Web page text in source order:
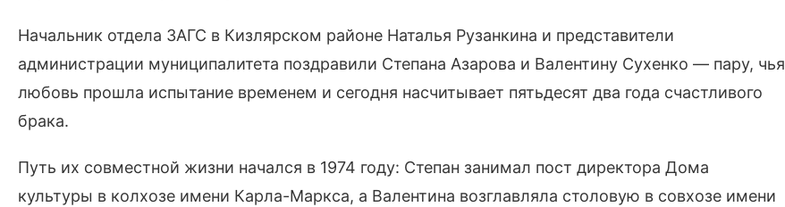
Начальник отдела ЗАГС в Кизлярском районе Наталья Рузанкина и представители
администрации муниципалитета поздравили Степана Азарова и Валентину Сухенко — пару, чья
любовь прошла испытание временем и сегодня насчитывает пятьдесят два года счастливого
брака.
Путь их совместной жизни начался в 1974 году: Степан занимал пост директора Дома
культуры в колхозе имени Карла-Маркса, а Валентина возглавляла столовую в совхозе имени